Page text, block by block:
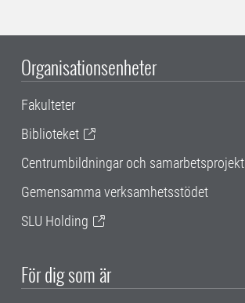
Organisationsenheter
Fakulteter
Biblioteket
Centrumbildningar och samarbetsprojekt
Gemensamma verksamhetsstödet
SLU Holding
För dig som är